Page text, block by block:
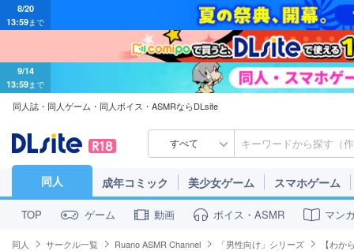
13:59まで
13:59まで
同人誌・同人ゲーム・同人ボイス・ASMRならDLsite
すべて
同人 成年コミック 美少女ゲーム スマホゲーム
TOP ゲーム 動画 ボイス・ASMR マン
同人 サークル一覧 Ruano ASMR Channel 「男性向け」シリーズ 【わ